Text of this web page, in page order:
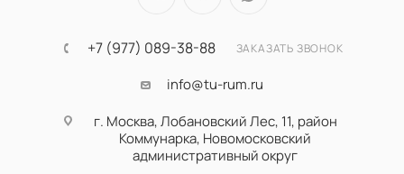
+7 (977) 089-38-88 ЗАКАЗАТЬ ЗВОНОК
info@tu-rum.ru
г. Москва, Лобановский Лес, 11, район
Коммунарка, Новомосковский
административный округ